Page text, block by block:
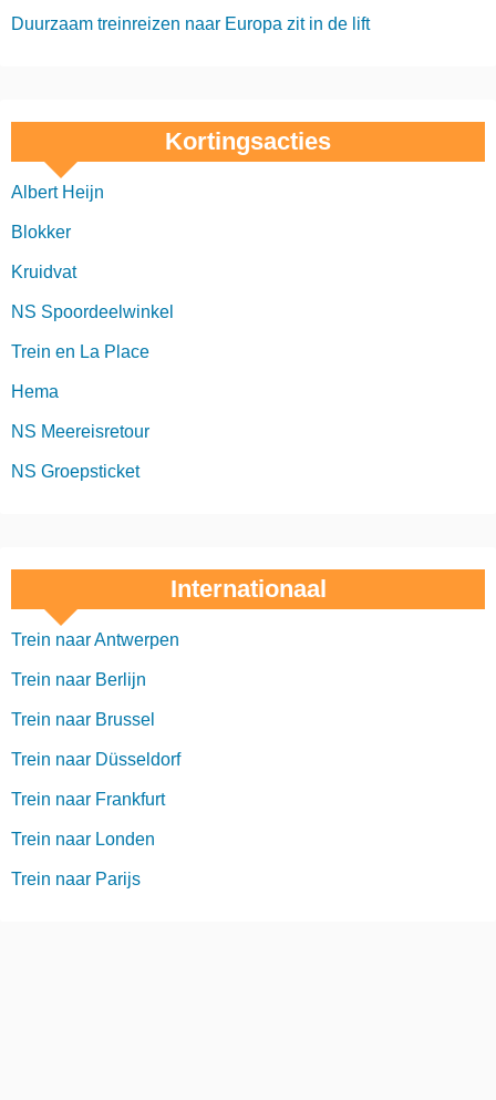
Duurzaam treinreizen naar Europa zit in de lift
Kortingsacties
Albert Heijn
Blokker
Kruidvat
NS Spoordeelwinkel
Trein en La Place
Hema
NS Meereisretour
NS Groepsticket
Internationaal
Trein naar Antwerpen
Trein naar Berlijn
Trein naar Brussel
Trein naar Düsseldorf
Trein naar Frankfurt
Trein naar Londen
Trein naar Parijs